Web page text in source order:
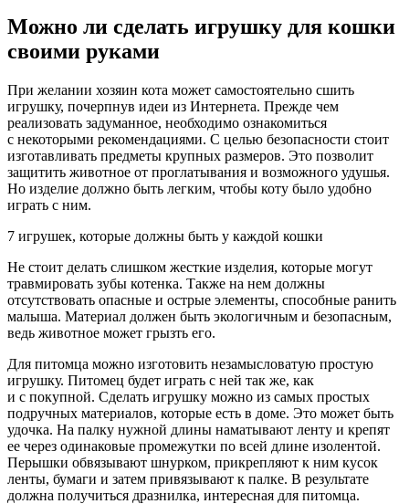
Можно ли сделать игрушку для кошки
своими руками
При желании хозяин кота может самостоятельно сшить
игрушку, почерпнув идеи из Интернета. Прежде чем
реализовать задуманное, необходимо ознакомиться
с некоторыми рекомендациями. С целью безопасности стоит
изготавливать предметы крупных размеров. Это позволит
защитить животное от проглатывания и возможного удушья.
Но изделие должно быть легким, чтобы коту было удобно
играть с ним.
7 игрушек, которые должны быть у каждой кошки
Не стоит делать слишком жесткие изделия, которые могут
травмировать зубы котенка. Также на нем должны
отсутствовать опасные и острые элементы, способные ранить
малыша. Материал должен быть экологичным и безопасным,
ведь животное может грызть его.
Для питомца можно изготовить незамысловатую простую
игрушку. Питомец будет играть с ней так же, как
и с покупной. Сделать игрушку можно из самых простых
подручных материалов, которые есть в доме. Это может быть
удочка. На палку нужной длины наматывают ленту и крепят
ее через одинаковые промежутки по всей длине изолентой.
Перышки обвязывают шнурком, прикрепляют к ним кусок
ленты, бумаги и затем привязывают к палке. В результате
должна получиться дразнилка, интересная для питомца.